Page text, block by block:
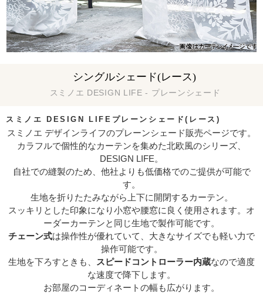
スミノエ DESIGN LIFE プレーンシェード(レース)
スミノエ DESIGN LIFE - プレーンシェード
シングルシェード(レース)
スミノエ デザインライフのプレーンシェード販売ページです。
カラフルで個性的なカーテンを集めた北欧風のシリーズ、
DESIGN LIFE。
自社での縫製のため、他社よりも低価格でのご提供が可能で
す。
生地を折りたたみながら上下に開閉するカーテン。
スッキリとした印象になり小窓や腰窓に良く使用されます。オ
ーダーカーテンと同じ生地で製作可能です。
チェーン式は操作性が優れていて、大きなサイズでも軽い力で
操作可能です。
生地を下ろすときも、
スピードコントローラー内蔵なので適度
な速度で降下します。
お部屋のコーディネートの幅も広がります。